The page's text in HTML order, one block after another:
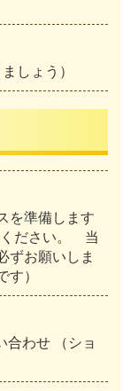
しょう）
を準備します
ください。 当
ずお願いしま
す）
合わせ （ショ